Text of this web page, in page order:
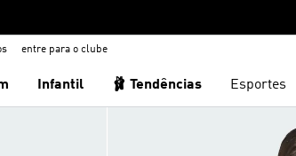
entre para o clube
Infantil 🩰 Tendências Esportes